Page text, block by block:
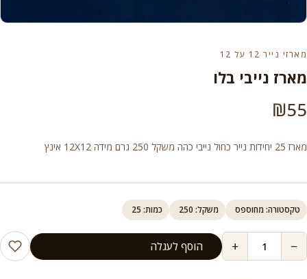
מארזי נייר 12 על 12
מארז נייבי בלו
₪55
מארז 25 יחידות נייר כחול נייבי כהה משקל 250 גרם מידה 12X12 אינץ
טקסטורה: מחוספס משקל: 250 כמות: 25
−
+ הוסף לעגלה